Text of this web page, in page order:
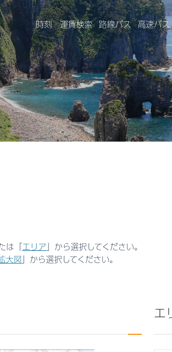
時刻・運賃検索 路線バス 高速バス
は「 エリア
から選択してください。
大図 」から選択してください。
エ